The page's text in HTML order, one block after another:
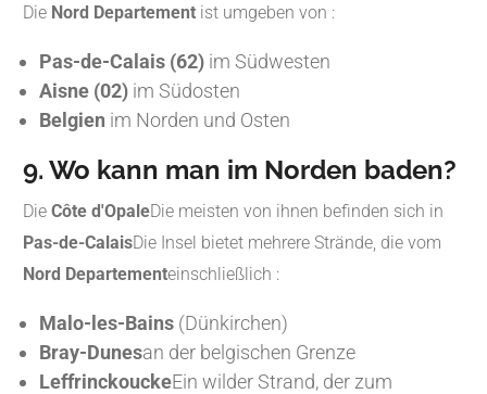
Die Nord Departement ist umgeben von :
Pas-de-Calais (62) im Südwesten
Aisne (02) im Südosten
Belgien im Norden und Osten
9. Wo kann man im Norden baden?
Die Côte d'OpaleDie meisten von ihnen befinden sich in
Pas-de-CalaisDie Insel bietet mehrere Strände, die vom
Nord Departementeinschließlich :
Malo-les-Bains (Dünkirchen)
Bray-Dunesan der belgischen Grenze
LeffrinckouckeEin wilder Strand, der zum